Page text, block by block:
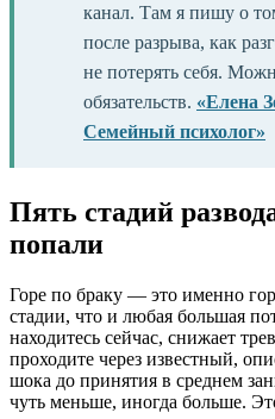
канал. Там я пишу о
после разрыва, как
не потерять себя.
обязательств. «Елена
Семейный психолог»
Пять стадий
попали
Горе по браку — это именно
стадии, что и любая большая
находитесь сейчас, снижает
проходите через известный,
шока до принятия в среднем
чуть меньше, иногда больше.